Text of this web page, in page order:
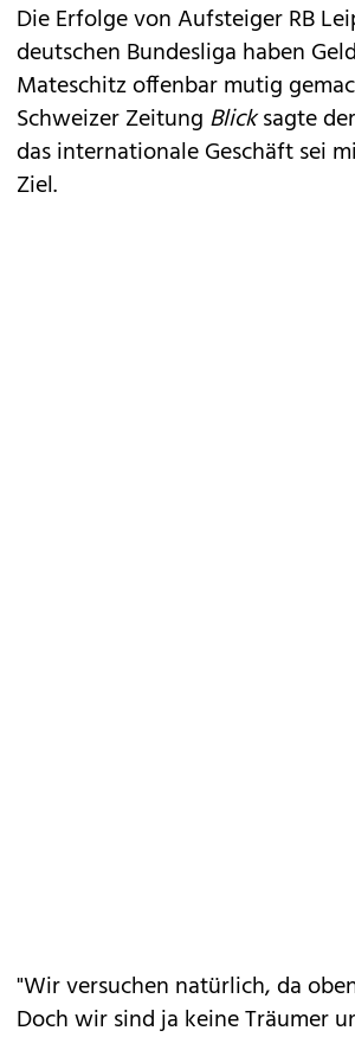
Die Erfolge von Aufsteiger RB
deutschen Bundesliga haben
Mateschitz offenbar mutig
Schweizer Zeitung Blicksagte
das internationale Geschäft sei
Ziel.
"Wir versuchen natürlich, da
Doch wir sind ja keine Träumer